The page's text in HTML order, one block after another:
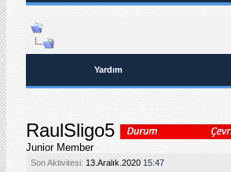
Yardım
RaulSligo5
Junior Member
Son Aktivitesi: 13.Aralık.2020 15:47